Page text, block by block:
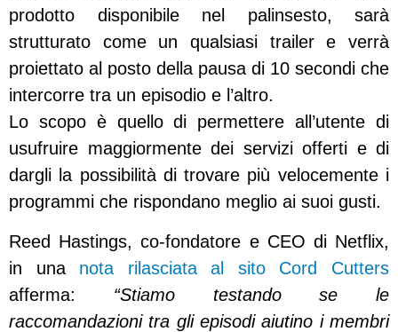
prodotto disponibile nel palinsesto, sarà
strutturato come un qualsiasi trailer e verrà
proiettato al posto della pausa di 10 secondi che
intercorre tra un episodio e l’altro.
Lo scopo è quello di permettere all’utente di
usufruire maggiormente dei servizi offerti e di
dargli la possibilità di trovare più velocemente i
programmi che rispondano meglio ai suoi gusti.
Reed Hastings, co-fondatore e CEO di Netflix,
in una nota rilasciata al sito Cord Cutters
afferma: “Stiamo testando se le
raccomandazioni tra gli episodi aiutino i membri